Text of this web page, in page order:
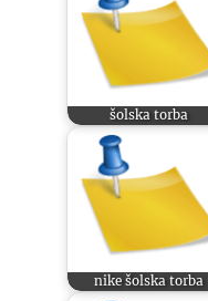
šolska torba
nike šolska torba